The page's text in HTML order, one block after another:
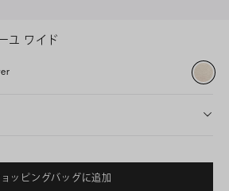
ユ ワイド
ッピングバッグに追加